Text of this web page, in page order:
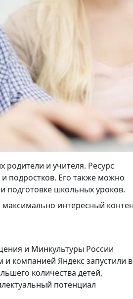
родители и учителя. Ресурс
подростков. Его также можно
подготовке школьных уроков.
интересный
и Минкультуры России
компанией Яндекс запустили в
количества детей,
потенциал